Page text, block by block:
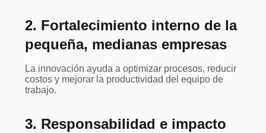
2. Fortalecimiento interno de la
pequeña, medianas empresas
La innovación ayuda a optimizar procesos, reducir
costos y mejorar la productividad del equipo de
trabajo.
3. Responsabilidad e impacto